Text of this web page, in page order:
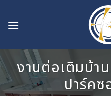
content
งานต่อเติมบ้า
ปาร์คซ